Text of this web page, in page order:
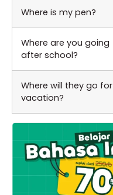
Where is my pen?
Where are you going
after school?
Where will they go for
vacation?